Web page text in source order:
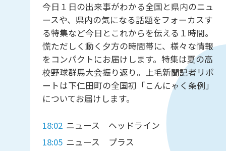
今日１日の出来事がわかる全国と県内のニュ
ースや、県内の気になる話題をフォーカスす
る特集など今日とこれからを伝える１時間。
慌ただしく動く夕方の時間帯に、様々な情報
をコンパクトにお届けします。特集は夏の高
校野球群馬大会振り返り。上毛新聞記者リポ
ートは下仁田町の全国初「こんにゃく条例」
についてお届けします。
18:02 ニュース ヘッドライン
18:05 ニュース プラス